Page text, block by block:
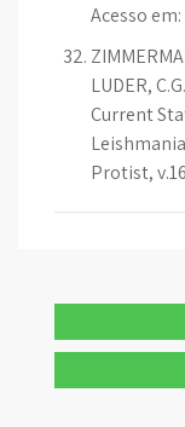
Acesso
LUDER,
Current
Protist,